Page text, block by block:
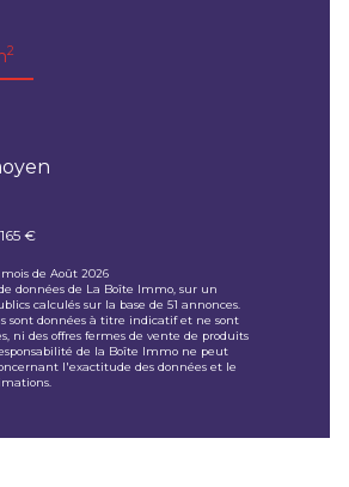
2
€
de Août 2026
de données de La Boîte Immo, sur un
calculés sur la base de 51 annonces.
sont données à titre indicatif et ne sont
ni des offres fermes de vente de produits
de la Boîte Immo ne peut
l'exactitude des données et le